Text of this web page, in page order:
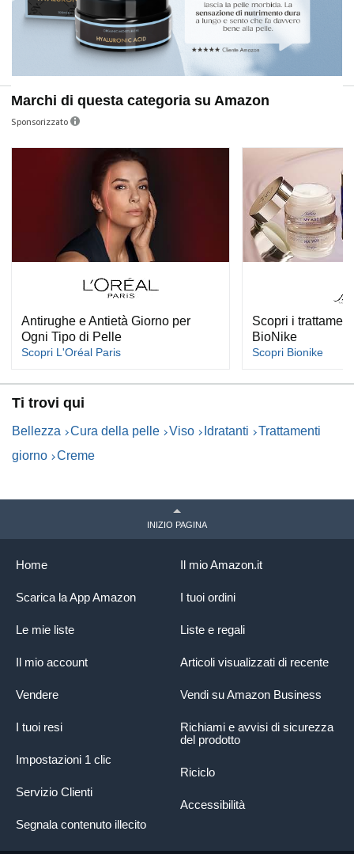
Marchi di questa categoria su Amazon
Sponsorizzato
Antirughe e Antietà Giorno per
Ogni Tipo di Pelle
Scopri L'Oréal Paris
Scopri i
BioNike
Scopri Bionike
Ti trovi qui
Bellezza Cura della pelle Viso Idratanti
Trattamenti
giorno
Creme
INIZIO PAGINA
Il mio Amazon.it
I tuoi ordini
Liste e regali
Articoli visualizzati di recente
Vendi su Amazon Business
Richiami e avvisi di sicurezza
del prodotto
Riciclo
Accessibilità
Home
Scarica la App Amazon
Le mie liste
Il mio account
Vendere
I tuoi resi
Impostazioni 1 clic
Servizio Clienti
Segnala contenuto illecito